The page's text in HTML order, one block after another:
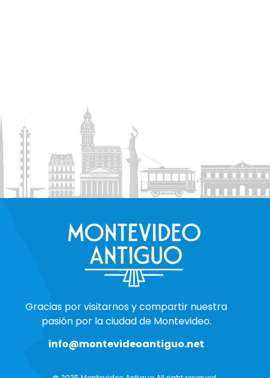
Gracias por visitarnos y compartir nuestra
pasión por la ciudad de Montevideo.
info@montevideoantiguo.net